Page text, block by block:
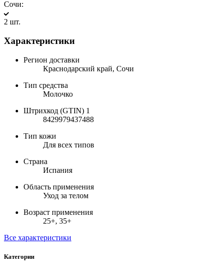
Сочи:
2 шт.
Характеристики
Регион доставки
Краснодарский край, Сочи
Тип средства
Молочко
Штрихкод (GTIN) 1
8429979437488
Тип кожи
Для всех типов
Страна
Испания
Область применения
Уход за телом
Возраст применения
25+, 35+
Все характеристики
Категории